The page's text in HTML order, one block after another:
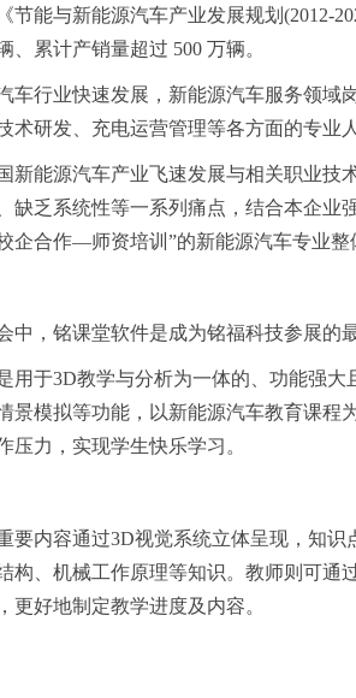
节能与新能源汽车产业发展规划(2012-
、累计产销量超过 500 万辆。
车行业快速发展，新能源汽车服务领
术研发、充电运营管理等各方面的专业
新能源汽车产业飞速发展与相关职业技
缺乏系统性等一系列痛点，结合本企
合作—师资培训”的新能源汽车专业整
中，铭课堂软件是成为铭福科技参展的
用于3D教学与分析为一体的、功能强
景模拟等功能，以新能源汽车教育课
压力，实现学生快乐学习。
要内容通过3D视觉系统立体呈现，知
构、机械工作原理等知识。教师则可
更好地制定教学进度及内容。